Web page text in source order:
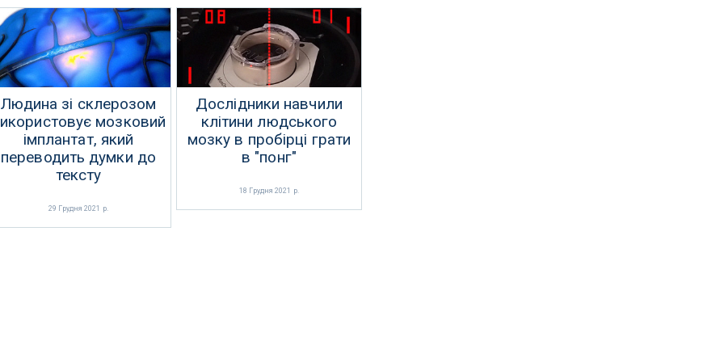
Людина зі склерозом
мозковий
імплантат, який
переводить думки до
тексту
29 Грудня 2021 р.
Дослідники навчили
клітини людського
мозку в пробірці грати
в "понг"
18 Грудня 2021 р.